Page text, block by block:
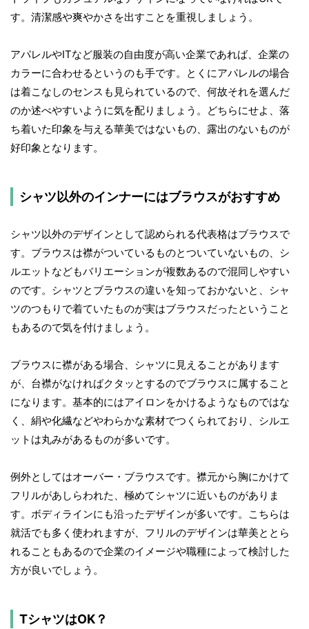
す。清潔感や爽やかさを出すことを重視しましょう。
アパレルやITなど服装の自由度が高い企業であれば、企業の
カラーに合わせるというのも手です。とくにアパレルの場合
は着こなしのセンスも見られているので、何故それを選んだ
のか述べやすいように気を配りましょう。どちらにせよ、落
ち着いた印象を与える華美ではないもの、露出のないものが
好印象となります。
シャツ以外のインナーにはブラウスがおすすめ
シャツ以外のデザインとして認められる代表格はブラウスで
す。ブラウスは襟がついているものとついていないもの、シ
ルエットなどもバリエーションが複数あるので混同しやすい
のです。シャツとブラウスの違いを知っておかないと、シャ
ツのつもりで着ていたものが実はブラウスだったということ
もあるので気を付けましょう。
ブラウスに襟がある場合、シャツに見えることがあります
が、台襟がなければクタッとするのでブラウスに属すること
になります。基本的にはアイロンをかけるようなものではな
く、絹や化繊などやわらかな素材でつくられており、シルエ
ットは丸みがあるものが多いです。
例外としてはオーバー・ブラウスです。襟元から胸にかけて
フリルがあしらわれた、極めてシャツに近いものがありま
す。ボディラインにも沿ったデザインが多いです。こちらは
就活でも多く使われますが、フリルのデザインは華美ととら
れることもあるので企業のイメージや職種によって検討した
方が良いでしょう。
TシャツはOK？